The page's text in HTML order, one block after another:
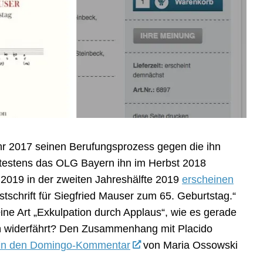
2017 seinen Berufungsprozess gegen die ihn
das OLG Bayern ihn im Herbst 2018
in der zweiten Jahreshälfte 2019 erscheinen
für Siegfried Mauser zum 65. Geburtstag.“
Art „Exkulpation durch Applaus“, wie es gerade
Den Zusammenhang mit Placido
den Domingo-Kommentar
von Maria Ossowski